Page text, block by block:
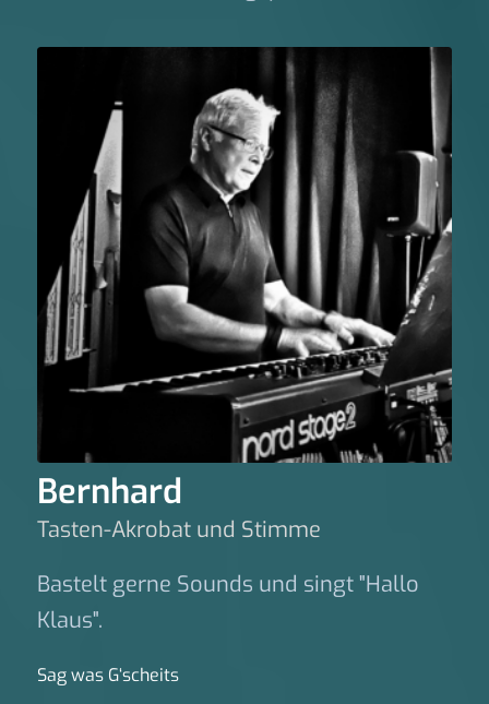
Bernhard
Tasten-Akrobat und Stimme
Bastelt gerne Sounds und singt "Hallo
Klaus".
Sag was G‘scheits